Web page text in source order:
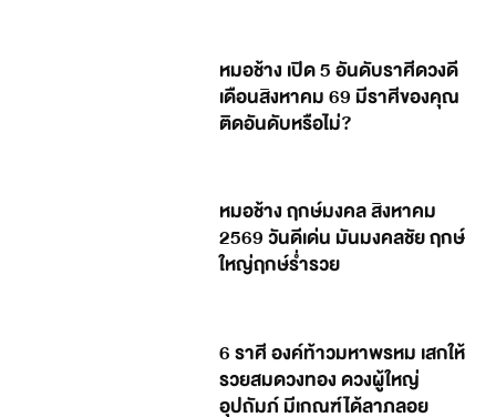
หมอช้าง เปิด 5 อันดับราศีดวงดี
เดือนสิงหาคม 69 มีราศีของคุณ
ติดอันดับหรือไม่?
หมอช้าง ฤกษ์มงคล สิงหาคม
2569 วันดีเด่น มันมงคลชัย ฤกษ์
ใหญ่ฤกษ์ร่ำรวย
6 ราศี องค์ท้าวมหาพรหม เสกให้
รวยสมดวงทอง ดวงผู้ใหญ่
อุปถัมภ์ มีเกณฑ์ได้ลาภลอย